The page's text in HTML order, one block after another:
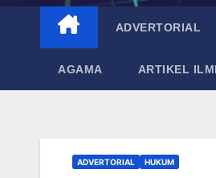
ADVERTORIAL
AGAMA ARTIKEL
ADVERTORIAL HUKUM